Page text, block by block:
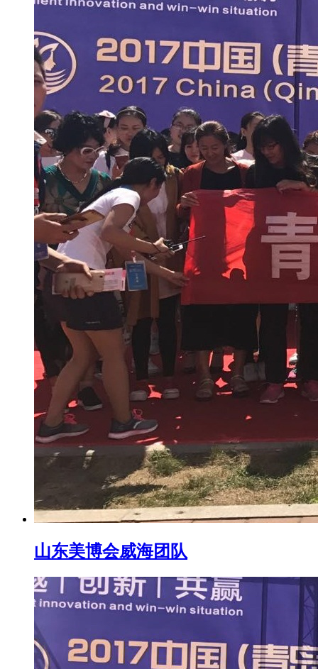
山东美博会威海团队